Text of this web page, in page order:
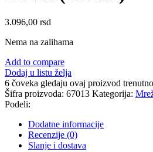
3.096,00 rsd
Nema na zalihama
Add to compare
Dodaj u listu želja
6 čoveka gledaju ovaj proizvod trenutno
Šifra proizvoda: 67013 Kategorija:
Podeli:
Dodatne informacije
Recenzije (0)
Slanje i dostava